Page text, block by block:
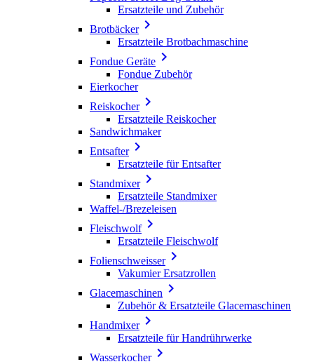
Ersatzteile und Zubehör
Brotbäcker
Ersatzteile Brotbachmaschine
Fondue Geräte 
Fondue Zubehör
Eierkocher
Reiskocher
Ersatzteile Reiskocher
Sandwichmaker
Entsafter
Ersatzteile für Entsafter
Standmixer
Ersatzteile Standmixer
Waffel-/Brezeleisen
Fleischwolf
Ersatzteile Fleischwolf
Folienschweisser
Vakumier Ersatzrollen
Glacemaschinen 
Zubehör & Ersatzteile Glacemaschinen
Handmixer
Ersatzteile für Handrührwerke
Wasserkocher